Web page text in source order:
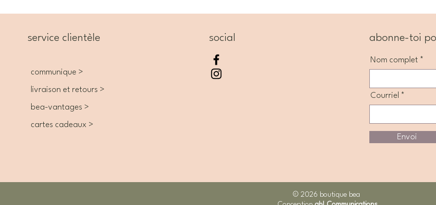
service clientèle
communique >
livraison et retours >
bea-vantages >
cartes cadeaux >
social abonne-toi
Nom complet
Courriel
Envoi
© 2026 boutique bea